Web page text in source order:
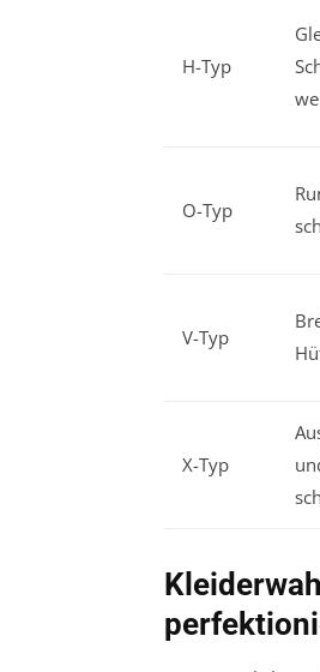
H-Typ
O-Typ
V-Typ
X-Typ